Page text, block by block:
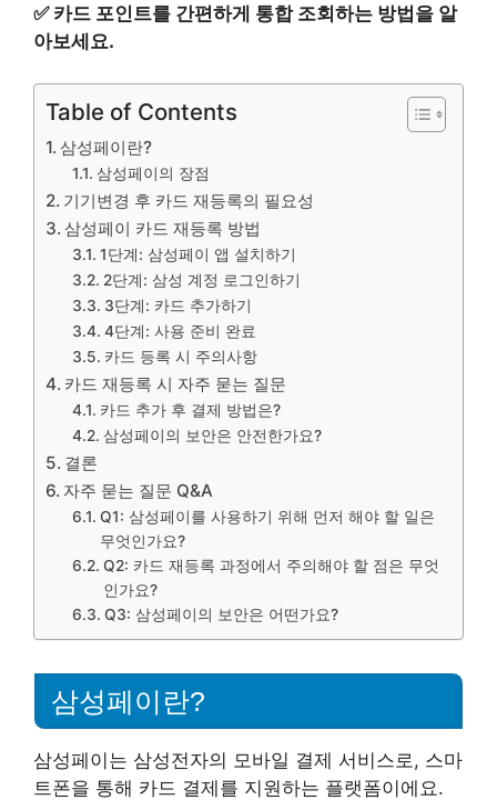
✅ 카드 포인트를 간편하게 통합 조회하는 방법을 알
아보세요.
Table of Contents
삼성페이란?
삼성페이의 장점
기기변경 후 카드 재등록의 필요성
삼성페이 카드 재등록 방법
1단계: 삼성페이 앱 설치하기
2단계: 삼성 계정 로그인하기
3단계: 카드 추가하기
4단계: 사용 준비 완료
카드 등록 시 주의사항
카드 재등록 시 자주 묻는 질문
카드 추가 후 결제 방법은?
삼성페이의 보안은 안전한가요?
결론
자주 묻는 질문 Q&A
Q1: 삼성페이를 사용하기 위해 먼저 해야 할 일은
무엇인가요?
Q2: 카드 재등록 과정에서 주의해야 할 점은 무엇
인가요?
Q3: 삼성페이의 보안은 어떤가요?
삼성페이란?
삼성페이는 삼성전자의 모바일 결제 서비스로, 스마
트폰을 통해 카드 결제를 지원하는 플랫폼이에요.